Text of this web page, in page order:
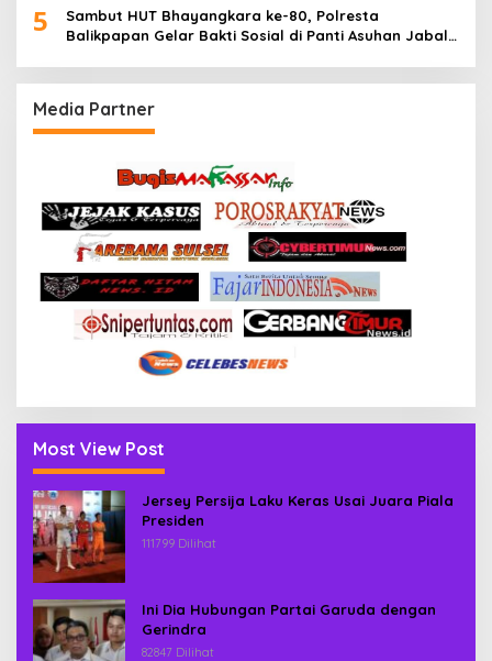
5
Sambut HUT Bhayangkara ke-80, Polresta
Balikpapan Gelar Bakti Sosial di Panti Asuhan Jabal
Media Partner
Most View Post
Jersey Persija Laku Keras Usai Juara Piala
Presiden
111799 Dilihat
Ini Dia Hubungan Partai Garuda dengan
Gerindra
82847 Dilihat